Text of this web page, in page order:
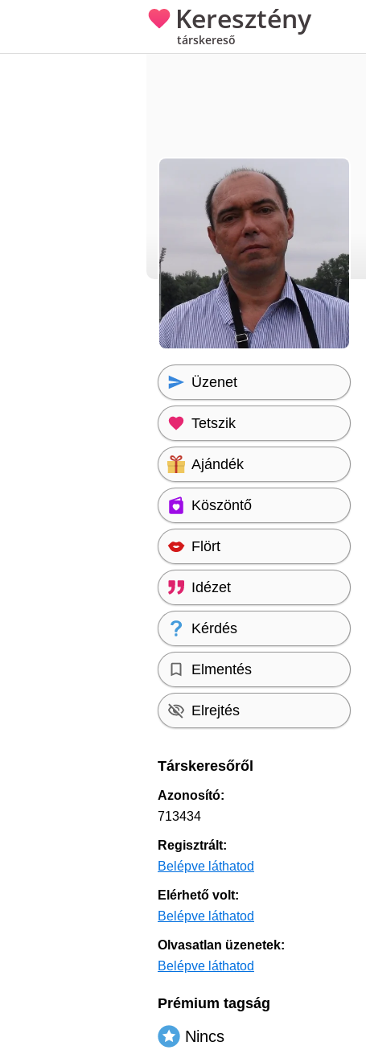
Keresztény
társkereső
Üzenet
Tetszik
Ajándék
Köszöntő
Flört
Idézet
Kérdés
Elmentés
Elrejtés
Társkeresőről
Azonosító:
713434
Regisztrált:
Belépve láthatod
Elérhető volt:
Belépve láthatod
Olvasatlan üzenetek:
Belépve láthatod
Prémium tagság
Nincs